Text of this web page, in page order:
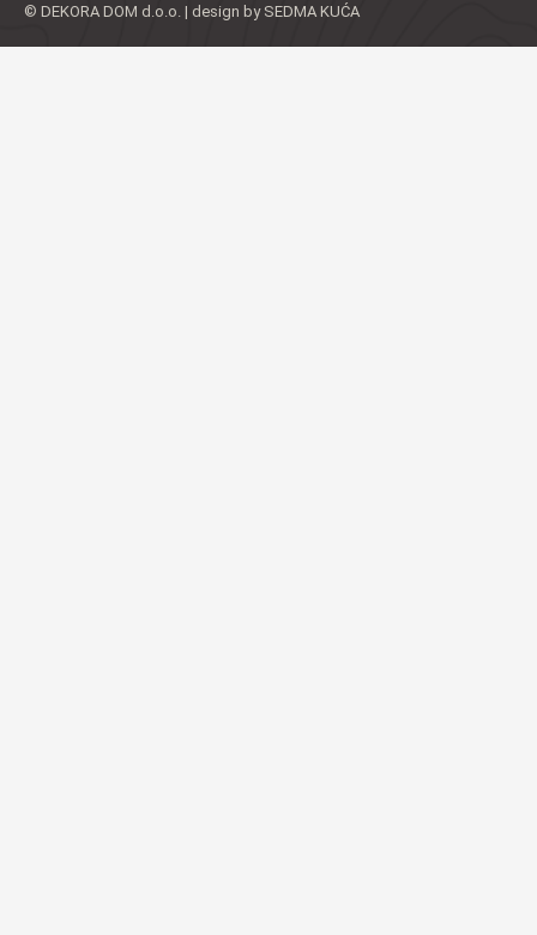
© DEKORA DOM d.o.o. | design by SEDMA KUĆA